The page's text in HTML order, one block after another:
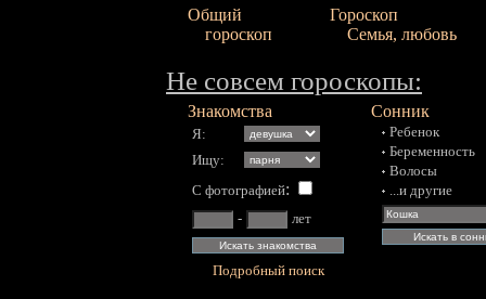
Общий
гороскоп
Гороскоп
Семья, любовь
Не совсем гороскопы:
Знакомства
Я:
Ищу:
С фотографией:
- лет
Подробный поиск
Сонник
Ребенок
Беременность
Волосы
...и другие